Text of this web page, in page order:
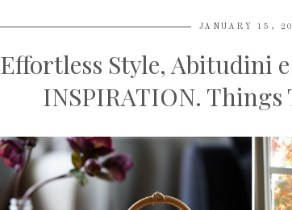
JANUARY 15,
Effortless Style, Abitudini
INSPIRATION.